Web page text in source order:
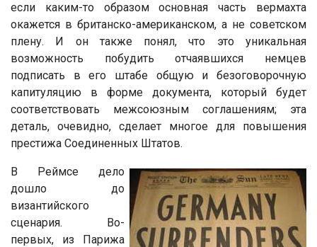
если каким-то образом основная часть вермахта
окажется в британско-американском, а не советском
плену. И он также понял, что это уникальная
возможность побудить отчаявшихся немцев
подписать в его штабе общую и безоговорочную
капитуляцию в форме документа, который будет
соответствовать межсоюзным соглашениям; эта
деталь, очевидно, сделает многое для повышения
престижа Соединенных Штатов.
В Реймсе дело
дошло до
византийского
сценария. Во-
первых, из Парижа